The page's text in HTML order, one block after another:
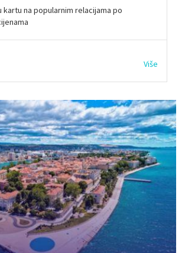
kartu na popularnim relacijama po
Više